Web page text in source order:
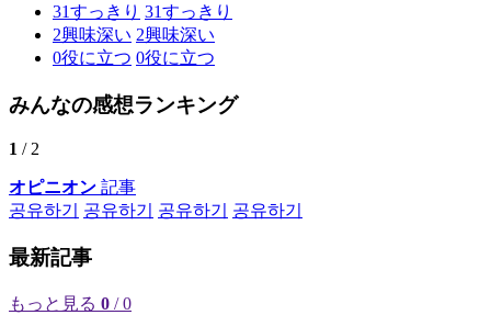
31すっきり 31すっきり
2興味深い 2興味深い
0役に立つ 0役に立つ
みんなの感想ランキング
1 / 2
オピニオン 記事
공유하기
공유하기 공유하기 공유하기
最新記事
もっと見る 0 / 0